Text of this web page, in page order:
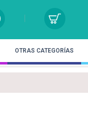
OTRAS CATEGORÍAS